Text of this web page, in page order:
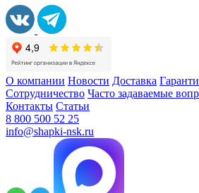
О компании Новости Доставка
Сотрудничество Часто задаваемые
Контакты Статьи
8 800 500 52 25
info@shapki-nsk.ru